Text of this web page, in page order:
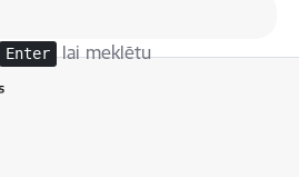
Enter lai meklētu